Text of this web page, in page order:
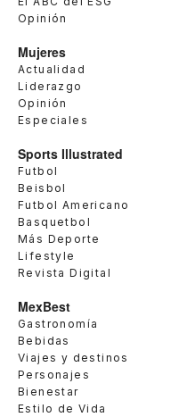
Opinión
Mujeres
Actualidad
Liderazgo
Opinión
Especiales
Sports Illustrated
Futbol
Beisbol
Futbol Americano
Basquetbol
Más Deporte
Lifestyle
Revista Digital
MexBest
Gastronomía
Bebidas
Viajes y destinos
Personajes
Bienestar
Estilo de Vida